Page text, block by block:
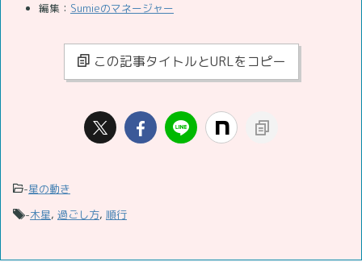
編集： Sumieのマネージャー
この記事タイトルとURLをコピー
-星の動き
-木星, 過ごし方, 順行